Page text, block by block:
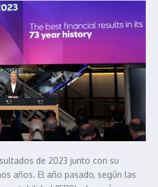
de 2023 junto con su
años. El año pasado, según las